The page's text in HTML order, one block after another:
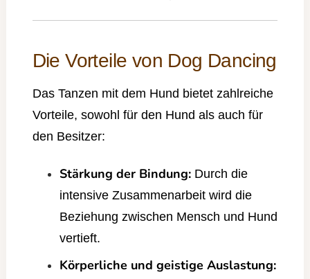
Die Vorteile von Dog Dancing
Das Tanzen mit dem Hund bietet zahlreiche
Vorteile, sowohl für den Hund als auch für
den Besitzer:
Stärkung der Bindung:Durch die
intensive Zusammenarbeit wird die
Beziehung zwischen Mensch und Hund
vertieft.
Körperliche und geistige Auslastung: